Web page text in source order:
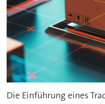
Die Einführung eines